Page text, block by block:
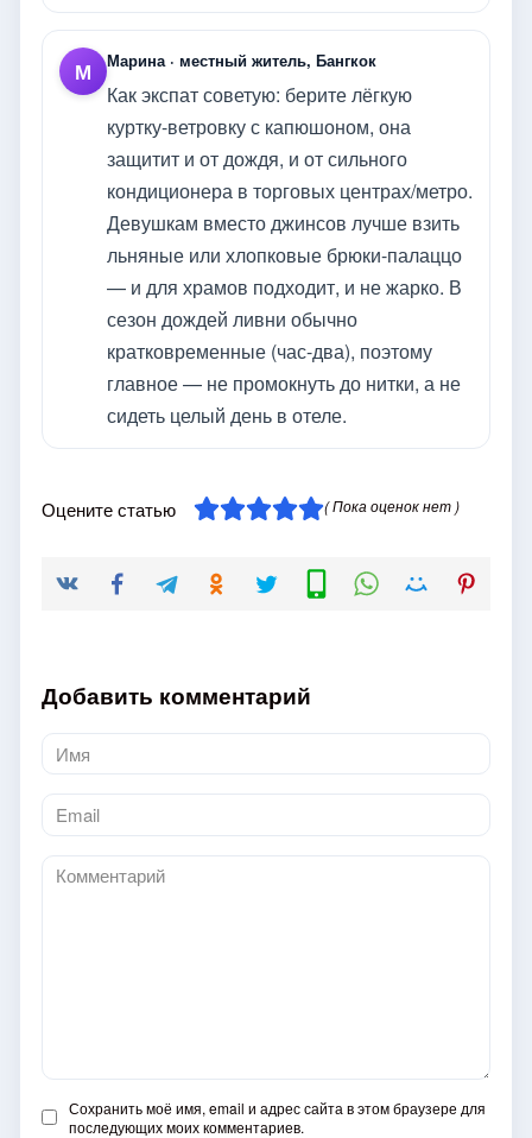
М Марина · местный житель, Бангкок
Как экспат советую: берите лёгкую
куртку-ветровку с капюшоном, она
защитит и от дождя, и от сильного
кондиционера в торговых центрах/метро.
Девушкам вместо джинсов лучше взить
льняные или хлопковые брюки-палаццо
— и для храмов подходит, и не жарко. В
сезон дождей ливни обычно
кратковременные (час-два), поэтому
главное — не промокнуть до нитки, а не
сидеть целый день в отеле.
Оцените статью ( Пока оценок нет )
Добавить комментарий
Имя
*
Email
*
Комментарий
Сохранить моё имя, email и адрес сайта в этом браузере для
последующих моих комментариев.